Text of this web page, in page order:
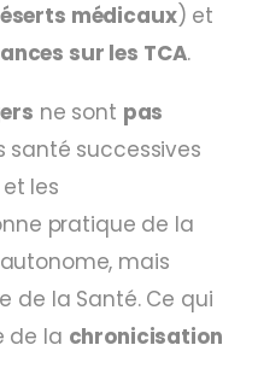
médicaux) et
sur les TCA.
ne sont pas
santé successives
les
pratique de la
mais
de la Santé. Ce qui
de la chronicisation